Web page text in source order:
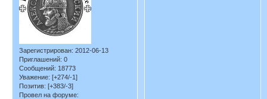
Зарегистрирован: 2012-06-13
Приглашений: 0
Сообщений: 18773
Уважение: [+274/-1]
Позитив: [+383/-3]
Провел на форуме: